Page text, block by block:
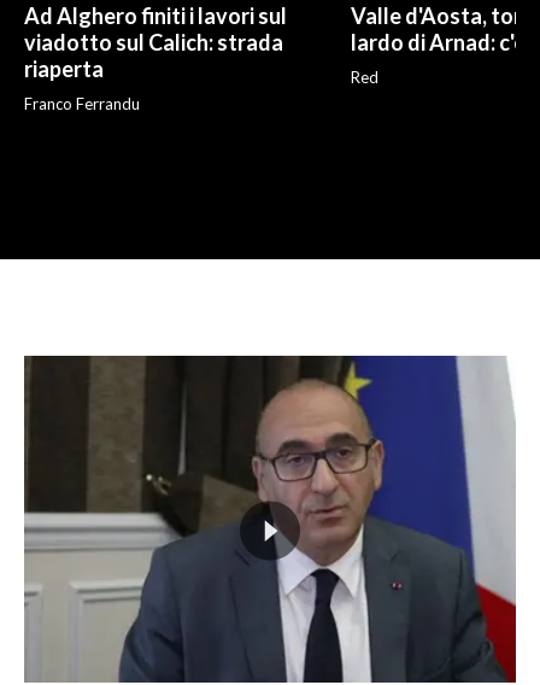
Ad Alghero finiti i lavori sul
viadotto sul Calich: strada
riaperta
Franco Ferrandu
Valle d'Aosta,
lardo di Arnad: c'è
Red